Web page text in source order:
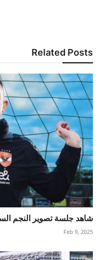
Related Posts
شاهد جلسة تصوير النجم
Feb 9, 2025